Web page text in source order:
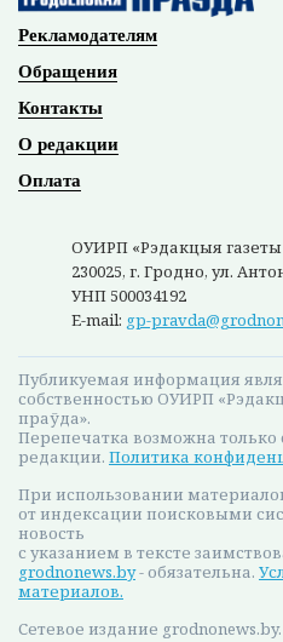
Рекламодателям
Обращения
Контакты
О редакции
Оплата
ОУИРП «Рэдакцыя
230025, г. Гродно, ул.
УНП 500034192
E-mail: gp-
Публикуемая информация
собственностью ОУИРП
праўда».
Перепечатка возможна
редакции. Политика
При использовании
от индексации поисковыми
новость
с указанием в тексте
grodnonews.by- обязательна.
материалов.
Сетевое издание